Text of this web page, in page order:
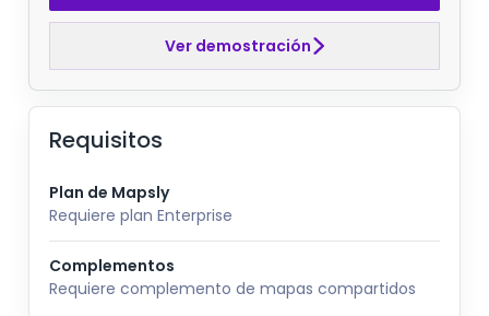
Ver demostración
Requisitos
Plan de Mapsly
Requiere plan Enterprise
Complementos
Requiere complemento de mapas compartidos